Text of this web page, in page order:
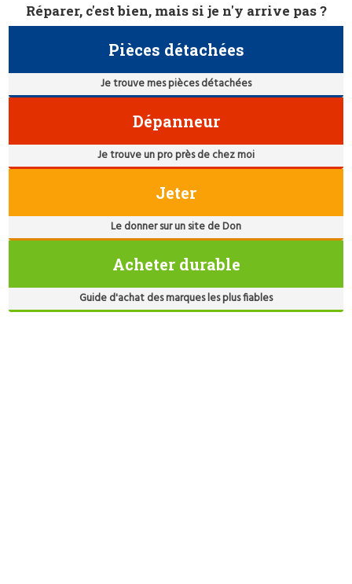
Réparer, c'est bien, mais si je n'y arrive pas ?
Pièces détachées
Je trouve mes pièces détachées
Dépanneur
Je trouve un pro près de chez moi
Jeter
Le donner sur un site de Don
Acheter durable
Guide d'achat des marques les plus fiables